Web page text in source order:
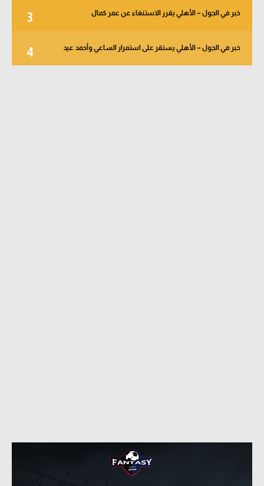
3 خبر في الجول – الأهلي يقرر الاستنغاء عن عمر كمال
4 خبر في الجول – الأهلي يستقر على استمرار الساعي وأحمد عيد